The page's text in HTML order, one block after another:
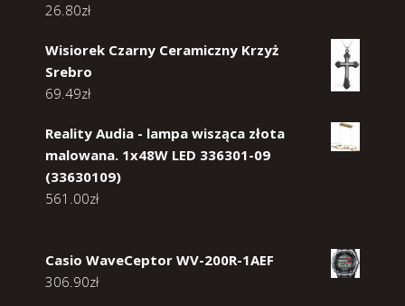
26.80zł
Wisiorek Czarny Ceramiczny Krzyż
Srebro
69.49zł
Reality Audia - lampa wisząca złota
malowana. 1x48W LED 336301-09
(33630109)
561.00zł
Casio WaveCeptor WV-200R-1AEF
306.90zł